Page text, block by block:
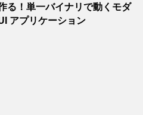
る！単一バイナリで動くモダ
アプリケーション